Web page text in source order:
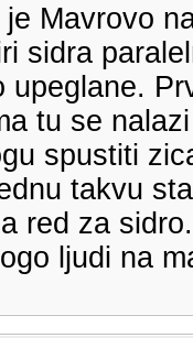
Mavrovo
sidra
upeglane.
tu se
spustiti
takvu
red za sidro.
ljudi na